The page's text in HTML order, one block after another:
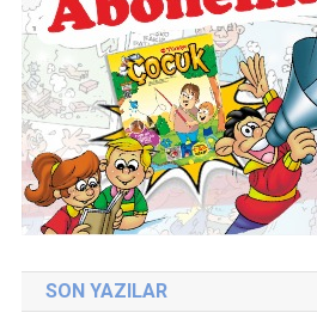
SON YAZILAR